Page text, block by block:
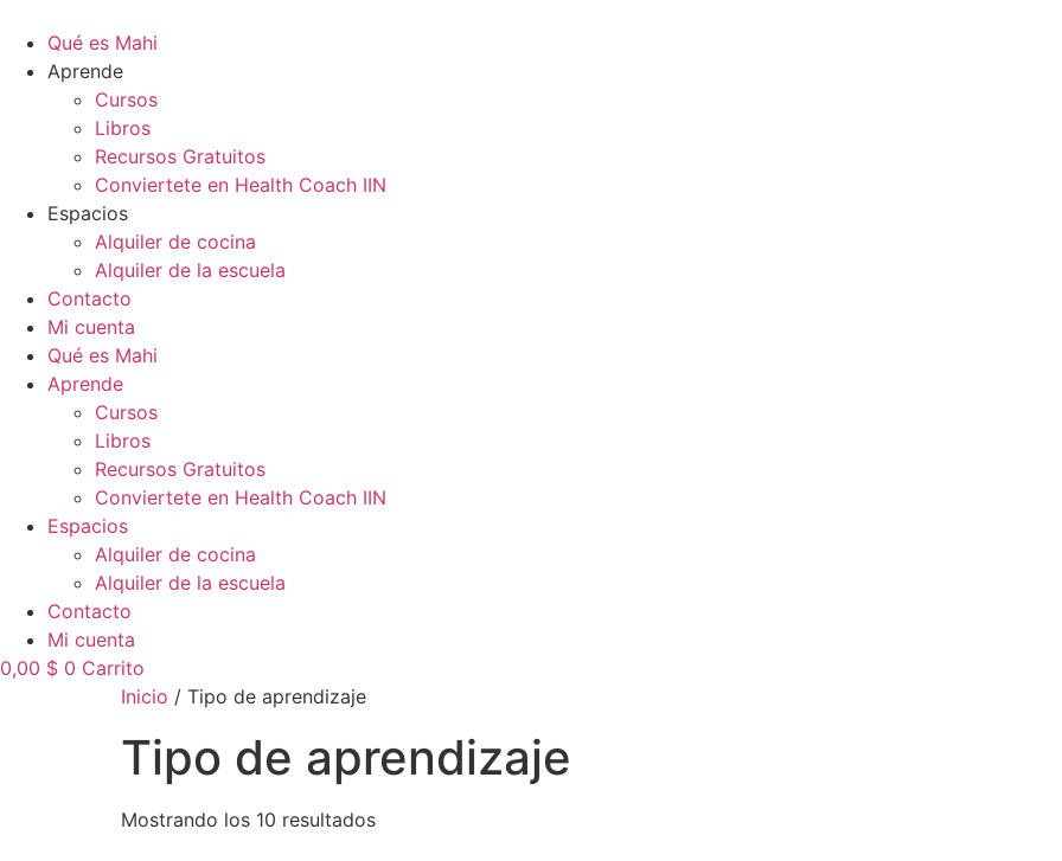
contenido
Qué es Mahi
Aprende
Cursos
Libros
Recursos Gratuitos
Conviertete en Health Coach IIN
Espacios
Alquiler de cocina
Alquiler de la escuela
Contacto
Mi cuenta
Qué es Mahi
Aprende
Cursos
Libros
Recursos Gratuitos
Conviertete en Health Coach IIN
Espacios
Alquiler de cocina
Alquiler de la escuela
Contacto
Mi cuenta
0,00 $ 0 Carrito
Inicio / Tipo de aprendizaje
Tipo de aprendizaje
Mostrando los 10 resultados